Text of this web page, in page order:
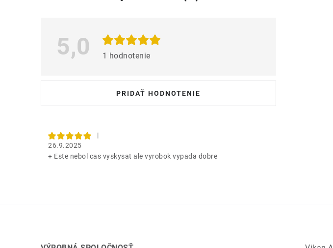
5,0 1 hodnotenie
PRIDAŤ HODNOTENIE
d
í
|
26.9.2025
+ Este nebol cas vyskysat ale vyrobok vypada dobre